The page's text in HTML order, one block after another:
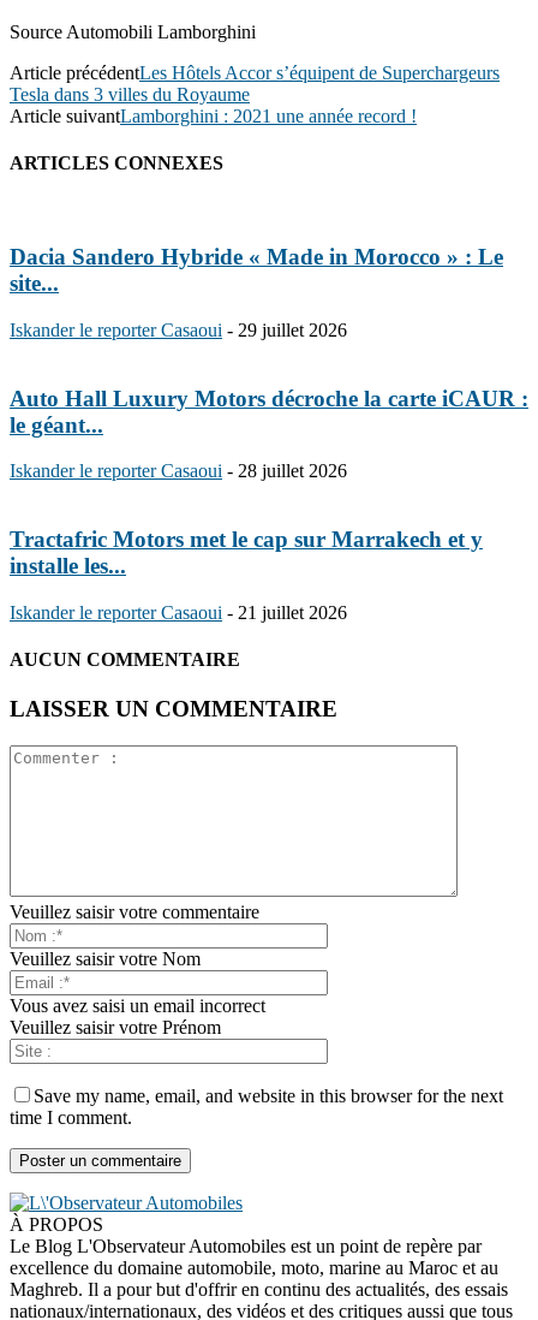
Source Automobili Lamborghini
Article précédentLes Hôtels Accor s’équipent de Superchargeurs
Tesla dans 3 villes du Royaume
Article suivantLamborghini : 2021 une année record !
ARTICLES CONNEXES
Dacia Sandero Hybride « Made in Morocco » : Le
site...
Iskander le reporter Casaoui - 29 juillet 2026
Auto Hall Luxury Motors décroche la carte iCAUR :
le géant...
Iskander le reporter Casaoui - 28 juillet 2026
Tractafric Motors met le cap sur Marrakech et y
installe les...
Iskander le reporter Casaoui - 21 juillet 2026
AUCUN COMMENTAIRE
LAISSER UN COMMENTAIRE
Veuillez saisir votre commentaire
Veuillez saisir votre Nom
Vous avez saisi un email incorrect
Veuillez saisir votre Prénom
Save my name, email, and website in this browser for the next
time I comment.
À PROPOS
Le Blog L'Observateur Automobiles est un point de repère par
excellence du domaine automobile, moto, marine au Maroc et au
Maghreb. Il a pour but d'offrir en continu des actualités, des essais
nationaux/internationaux, des vidéos et des critiques aussi que tous